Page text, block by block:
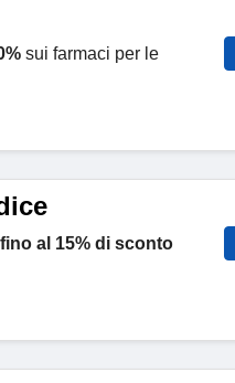
sui farmaci per le
fino al 15% di sconto